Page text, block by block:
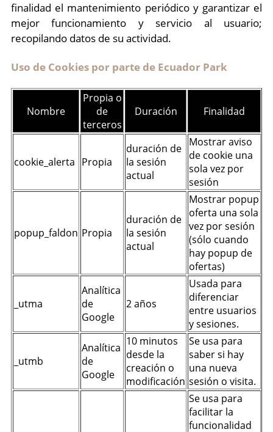
finalidad el mantenimiento periódico y garantizar el
mejor funcionamiento y servicio al usuario;
recopilando datos de su actividad.
Uso de Cookies por parte de Ecuador Park
Nombre
Propia o
de
terceros
Duración Finalidad
cookie_alerta Propia
duración de
la sesión
actual
Mostrar aviso
de cookie una
sola vez por
sesión
popup_faldon Propia
duración de
la sesión
actual
Mostrar popup
oferta una sola
vez por sesión
(sólo cuando
hay popup de
ofertas)
_utma
Analítica
de
Google
2 años
Usada para
diferenciar
entre usuarios
y sesiones.
_utmb
Analítica
de
Google
10 minutos
desde la
creación o
modificación
Se usa para
saber si hay
una nueva
sesión o visita.
Se usa para
facilitar la
funcionalidad